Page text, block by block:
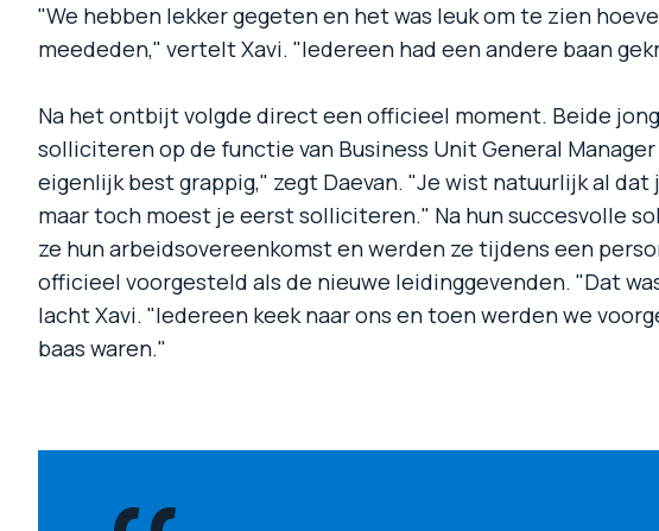
"We hebben lekker gegeten en het was leuk om te zien
meededen," vertelt Xavi. "Iedereen had een andere baan
Na het ontbijt volgde direct een officieel moment. Beide
solliciteren op de functie van Business Unit General
eigenlijk best grappig," zegt Daevan. "Je wist natuurlijk al dat
maar toch moest je eerst solliciteren." Na hun succesvolle
ze hun arbeidsovereenkomst en werden ze tijdens een
officieel voorgesteld als de nieuwe leidinggevenden. "Dat
lacht Xavi. "Iedereen keek naar ons en toen werden we
baas waren."